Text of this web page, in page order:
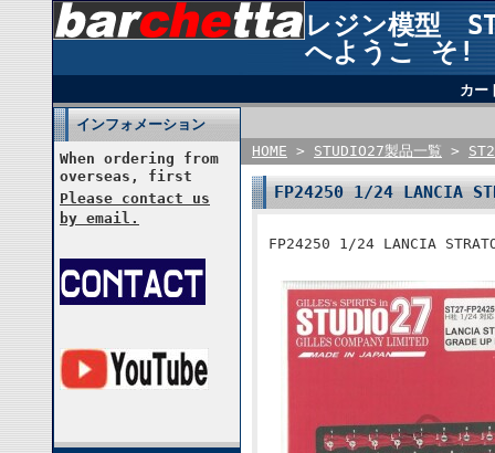
レジン模型
へようこ そ!
カー
インフォメーション
When ordering from
overseas, first
Please contact us
by email.
HOME > STUDIO27製品一覧 >
FP24250 1/24 LANCIA
FP24250 1/24 LANCIA